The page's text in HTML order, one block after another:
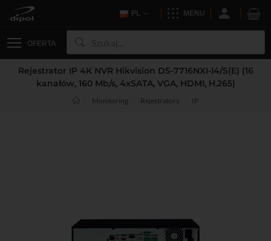
PL MENU
OFERTA
Rejestrator IP 4K NVR Hikvision DS-7716NXI-I4/S(E) (16
kanałów, 160 Mb/s, 4xSATA, VGA, HDMI, H.265)
Monitoring Rejestratory IP